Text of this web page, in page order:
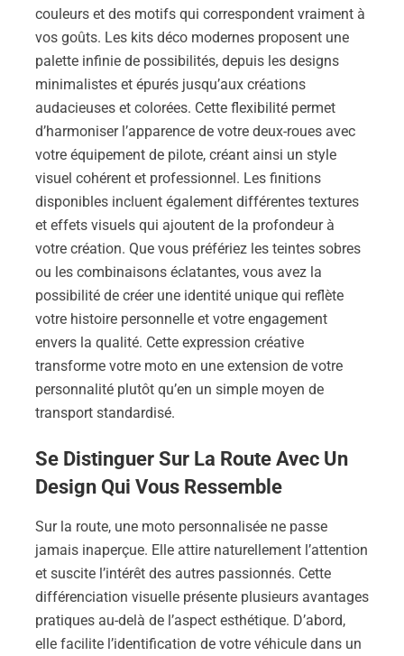
couleurs et des motifs qui correspondent vraiment à
vos goûts. Les kits déco modernes proposent une
palette infinie de possibilités, depuis les designs
minimalistes et épurés jusqu’aux créations
audacieuses et colorées. Cette flexibilité permet
d’harmoniser l’apparence de votre deux-roues avec
votre équipement de pilote, créant ainsi un style
visuel cohérent et professionnel. Les finitions
disponibles incluent également différentes textures
et effets visuels qui ajoutent de la profondeur à
votre création. Que vous préfériez les teintes sobres
ou les combinaisons éclatantes, vous avez la
possibilité de créer une identité unique qui reflète
votre histoire personnelle et votre engagement
envers la qualité. Cette expression créative
transforme votre moto en une extension de votre
personnalité plutôt qu’en un simple moyen de
transport standardisé.
Se Distinguer Sur La Route Avec Un
Design Qui Vous Ressemble
Sur la route, une moto personnalisée ne passe
jamais inaperçue. Elle attire naturellement l’attention
et suscite l’intérêt des autres passionnés. Cette
différenciation visuelle présente plusieurs avantages
pratiques au-delà de l’aspect esthétique. D’abord,
elle facilite l’identification de votre véhicule dans un